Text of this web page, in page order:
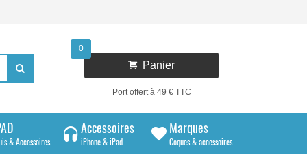

0
Panier
Port offert à 49 € TTC
& Accessoires
Accessoires
iPhone & iPad
Marques
Coques & accessoires